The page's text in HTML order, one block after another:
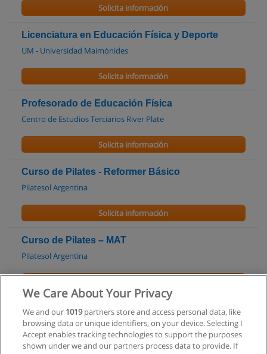
Solicita información
Licenciatura en Educación Física y Deporte
UM - Universidad Maimónides
Solicita información
Profesorado de Educación Física
Centro de Estudios Terciarios River Plate
Solicita información
Curso de Pilates - Reformer Básico
Pilatesol Argentina
Solicita información
Curso de Pilates – MAT
Pilatesol Argentina
Curso de Pilates - Trapecio Básico – Intermedio
Pilatesol Argentina
Solicita información
We Care About Your Privacy
We and our 1019partners store and access personal data, like
browsing data or unique identifiers, on your device. Selecting I
Accept enables tracking technologies to support the purposes
shown under we and our partners process data to provide. If